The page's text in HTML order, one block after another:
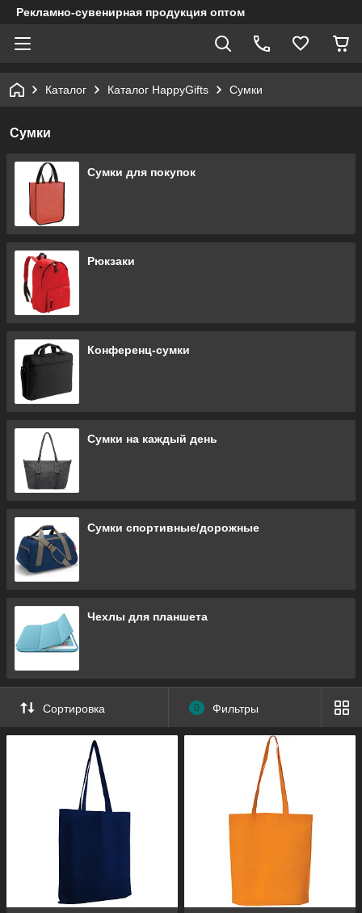
Рекламно-сувенирная продукция оптом
Каталог Каталог HappyGifts Сумки
Сумки
Сумки для покупок
Рюкзаки
Конференц-сумки
Сумки на каждый день
Сумки спортивные/дорожные
Чехлы для планшета
Сортировка 0 Фильтры